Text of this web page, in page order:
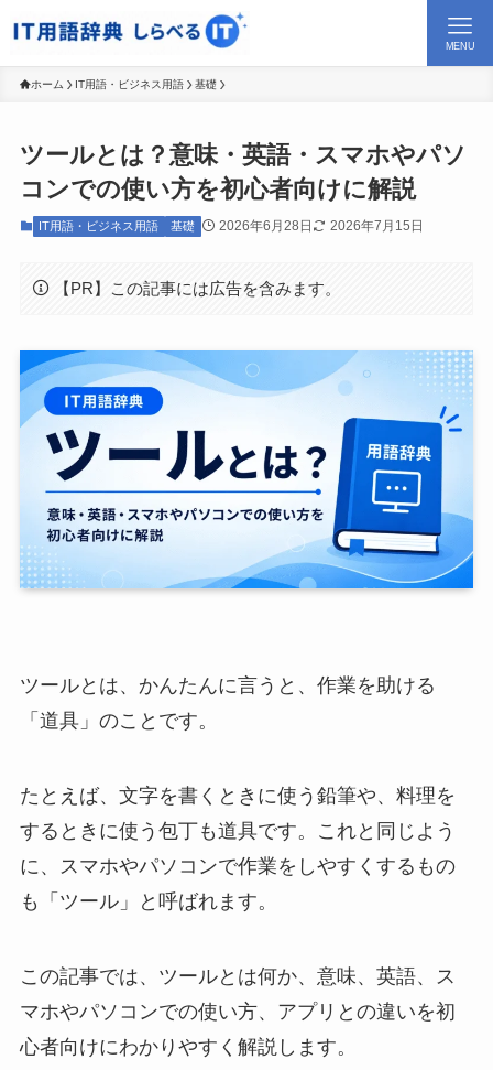
MENU
ホーム IT用語・ビジネス用語 基礎
ツールとは？意味・英語・スマホやパソ
コンでの使い方を初心者向けに解説
IT用語・ビジネス用語 基礎 2026年6月28日 2026年7月15日
【PR】この記事には広告を含みます。
ツールとは、かんたんに言うと、作業を助ける
「道具」のことです。
たとえば、文字を書くときに使う鉛筆や、料理を
するときに使う包丁も道具です。これと同じよう
に、スマホやパソコンで作業をしやすくするもの
も「ツール」と呼ばれます。
この記事では、ツールとは何か、意味、英語、ス
マホやパソコンでの使い方、アプリとの違いを初
心者向けにわかりやすく解説します。